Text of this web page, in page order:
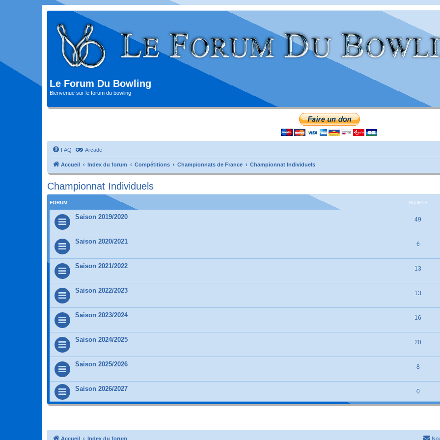
Le Forum Du Bowling
Bienvenue sur le forum du bowling
FAQ Arcade
Accueil Index du forum Compétitions Championnats de France Championnat Individuels
Championnat Individuels
FORUM SUJETS
Saison 2019/2020 49
Saison 2020/2021 6
Saison 2021/2022 13
Saison 2022/2023 13
Saison 2023/2024 16
Saison 2024/2025 20
Saison 2025/2026 8
Saison 2026/2027 0
Accueil Index du forum